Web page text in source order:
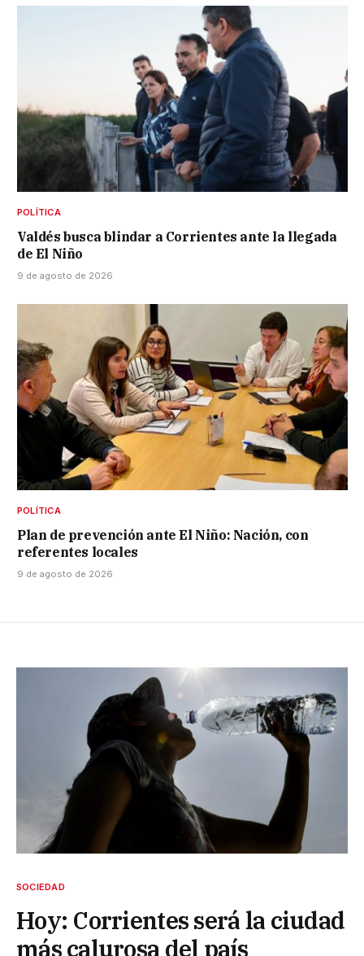
POLÍTICA
Valdés busca blindar a Corrientes ante la llegada
de El Niño
9 de agosto de 2026
POLÍTICA
Plan de prevención ante El Niño: Nación, con
referentes locales
9 de agosto de 2026
SOCIEDAD
Hoy: Corrientes será la ciudad
más calurosa del país